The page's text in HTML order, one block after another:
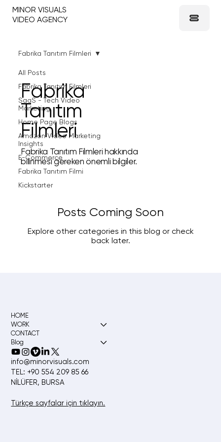
MINOR VISUALS
VIDEO AGENCY
All Posts
Fabrika Tanıtım Filmleri
SaaS - Tech Video
Marketing
Home Page Blogs
Amazon Video Marketing
Insights
E-Commerce
Fabrika Tanıtım Filmi
Kickstarter
Fabrika Tanıtım Filmleri
Fabrika
Tanıtım
Filmleri
Fabrika Tanıtım Filmleri hakkında
bilinmesi gereken önemli bilgiler.
Posts Coming Soon
Explore other categories in this blog or check
back later.
HOME
WORK
CONTACT
Blog
info@minorvisuals.com
TEL: +90 554 209 85 66
NİLÜFER, BURSA
Türkçe sayfalar için tıklayın.